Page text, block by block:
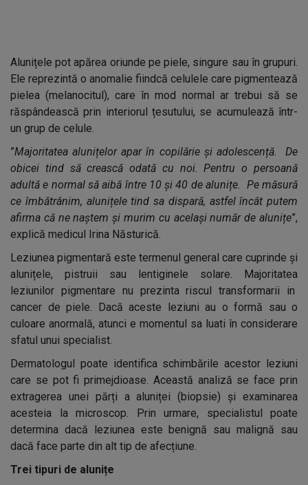
Alunițele pot apărea oriunde pe piele, singure sau în grupuri.
Ele reprezintă o anomalie fiindcă celulele care pigmentează
pielea (melanocitul), care în mod normal ar trebui să se
răspândească prin interiorul țesutului, se acumulează într-
un grup de celule.
”Majoritatea alunițelor apar în copilărie și adolescență. De
obicei tind să crească odată cu noi. Pentru o persoană
adultă e normal să aibă între 10 și 40 de alunițe. Pe măsură
ce îmbătrânim, alunițele tind sa dispară, astfel încât putem
afirma că ne naștem și murim cu același număr de alunițe”,
explică medicul Irina Năsturică.
Leziunea pigmentară este termenul general care cuprinde și
alunițele, pistruii sau lentiginele solare. Majoritatea
leziunilor pigmentare nu prezinta riscul transformarii in
cancer de piele. Dacă aceste leziuni au o formă sau o
culoare anormală, atunci e momentul sa luati în considerare
sfatul unui specialist.
Dermatologul poate identifica schimbările acestor leziuni
care se pot fi primejdioase. Această analiză se face prin
extragerea unei părți a aluniței (biopsie) și examinarea
acesteia la microscop. Prin urmare, specialistul poate
determina dacă leziunea este benignă sau malignă sau
dacă face parte din alt tip de afecțiune.
Trei tipuri de alunițe